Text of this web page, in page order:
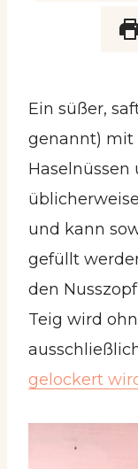
Ein süßer,
genannt) mit
Haselnüssen
und kann
gefüllt
den
Teig wird
gelockert